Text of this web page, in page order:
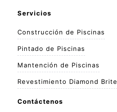
Servicios
Construcción de Piscinas
Pintado de Piscinas
Mantención de Piscinas
Revestimiento Diamond Brite
Contáctenos